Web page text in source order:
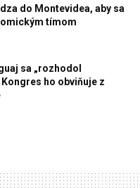
do Montevidea, aby sa
tímom
sa „rozhodol
ho obviňuje z